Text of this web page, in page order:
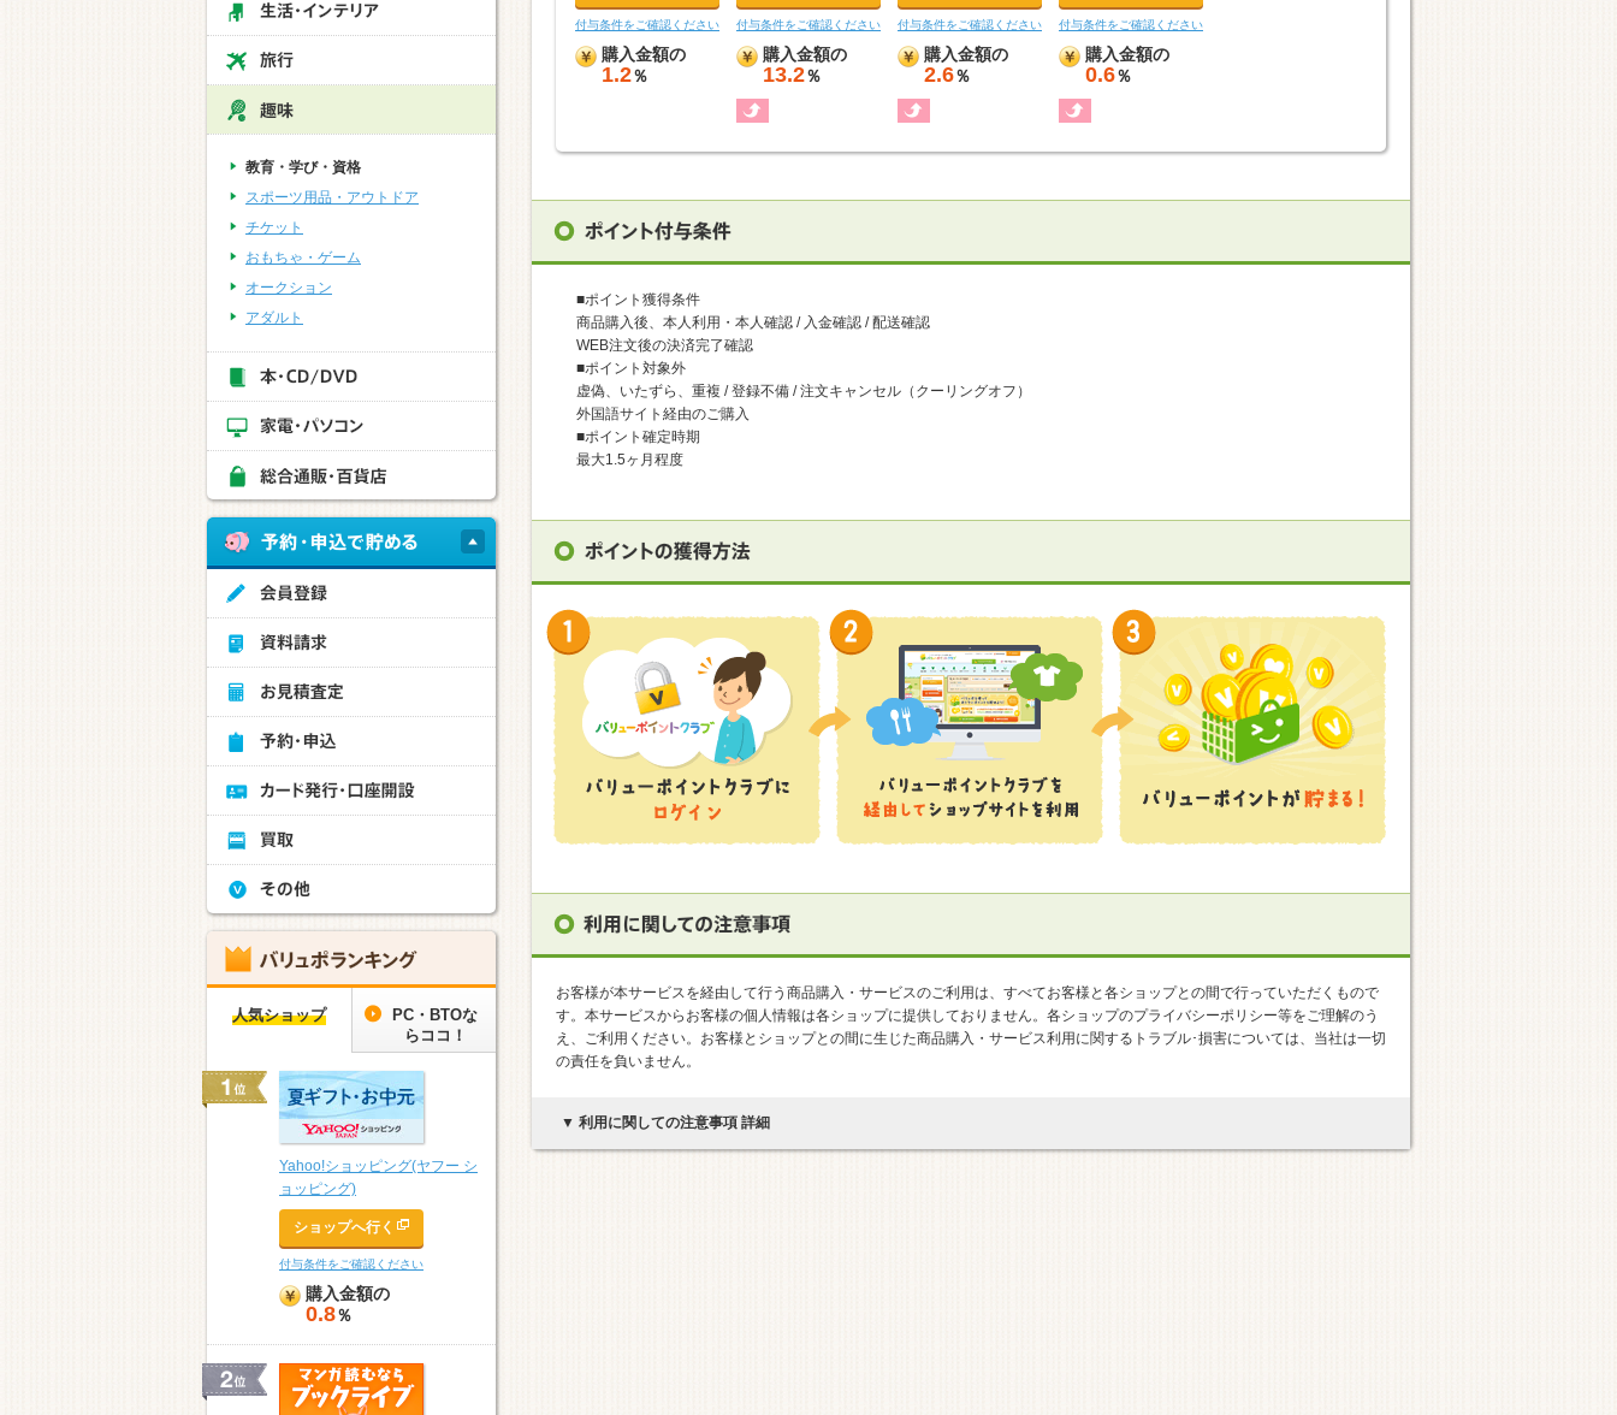
付与条件をご確認ください
購入金額の
1.2％
付与条件をご確認ください
購入金額の
13.2％
付与条件をご確認ください
購入金額の
2.6％
付与条件をご確認ください
購入金額の
0.6％
■ポイント獲得条件
商品購入後、本人利用・本人確認 / 入金確認 / 配送確認
WEB注文後の決済完了確認
■ポイント対象外
虚偽、いたずら、重複 / 登録不備 / 注文キャンセル（クーリングオフ）
外国語サイト経由のご購入
■ポイント確定時期
最大1.5ヶ月程度
お客様が本サービスを経由して行う商品購入・サービスのご利用は、すべてお客様と各ショップとの間で行っていただくもので
す。本サービスからお客様の個人情報は各ショップに提供しておりません。各ショップのプライバシーポリシー等をご理解のう
え、ご利用ください。お客様とショップとの間に生じた商品購入・サービス利用に関するトラブル･損害については、当社は一切
の責任を負いません。
▼ 利用に関しての注意事項 詳細
教育・学び・資格
スポーツ用品・アウトドア
チケット
おもちゃ・ゲーム
オークション
アダルト
人気ショップ
PC・BTOな
らココ！
Yahoo!ショッピング(ヤフー シ
ョッピング)
ショップへ行く
付与条件をご確認ください
購入金額の
0.8％